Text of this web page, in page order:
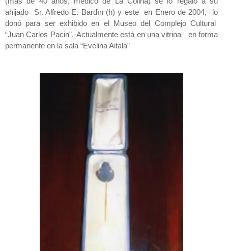
ahijado Sr. Alfredo E. Bardìn (h) y este en Enero de 2004, lo
donó para ser exhibido en el Museo del Complejo Cultural
“Juan Carlos Pacin”.-Actualmente está en una vitrina en forma
permanente en la sala “Evelina Aitala”